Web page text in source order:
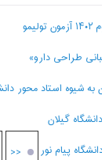
طراحی دارو»
شيوه استاد محور
گيلان
پیام نور
<<